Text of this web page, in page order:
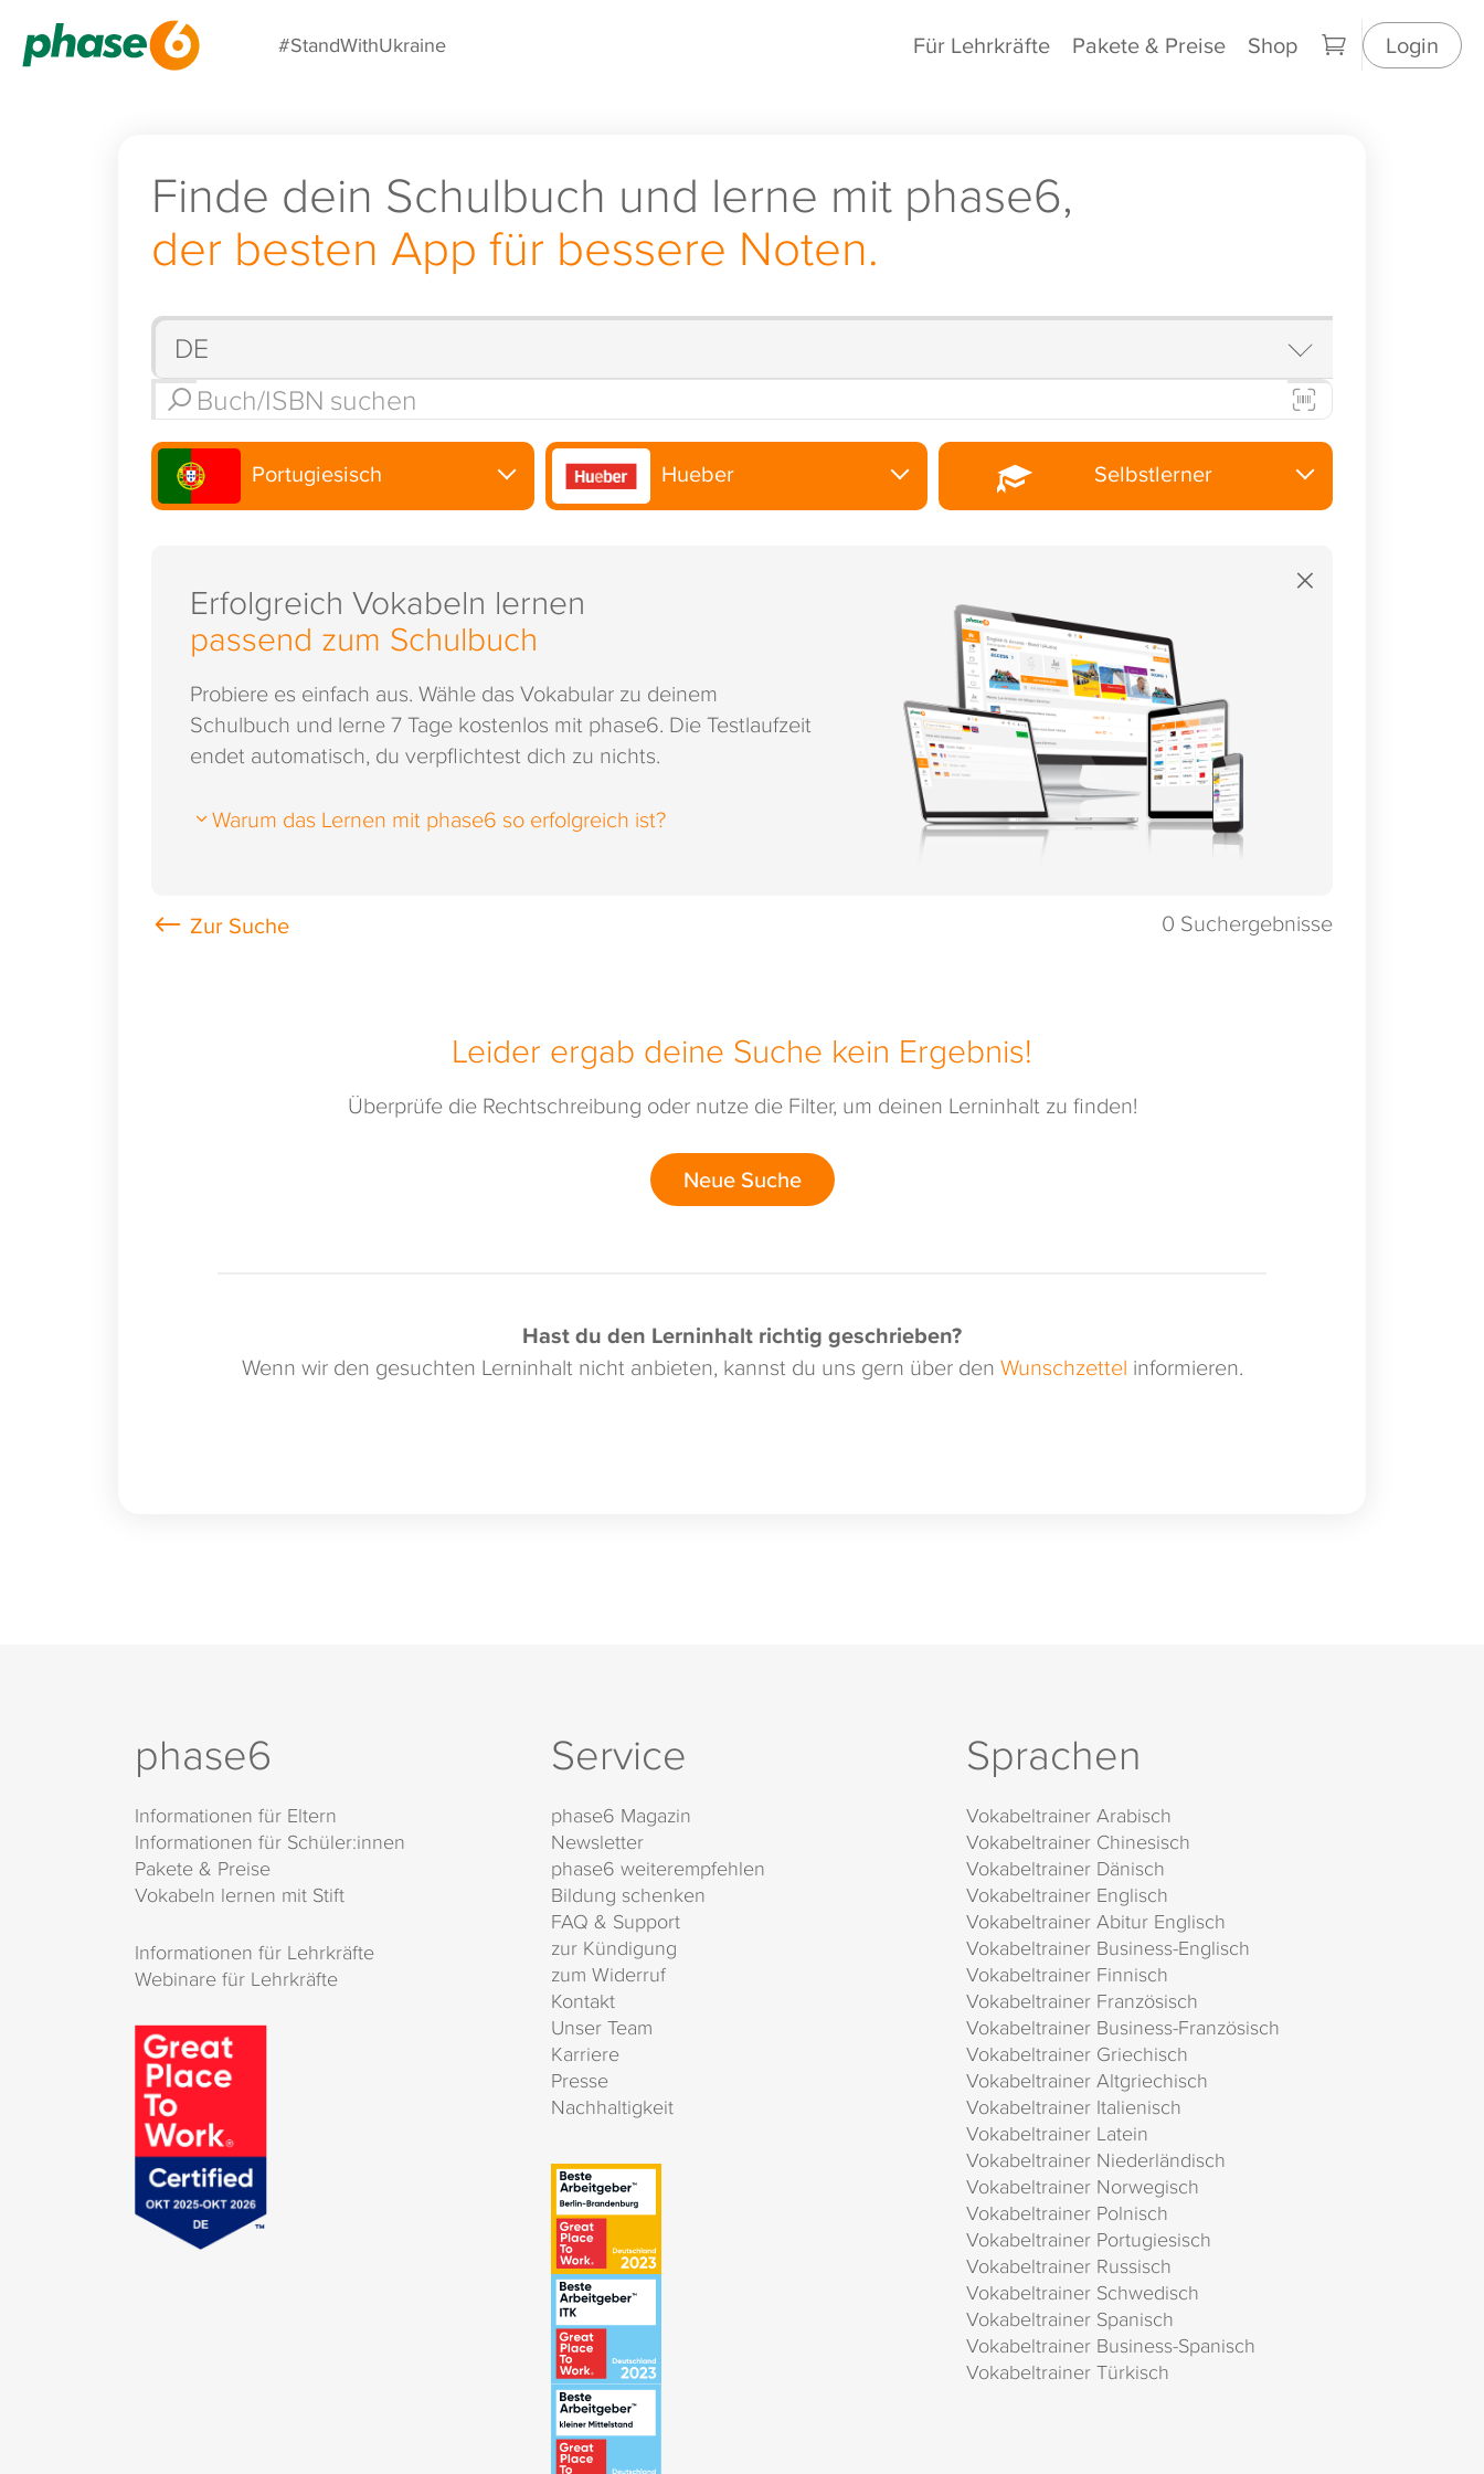
#StandWithUkraine Für Lehrkräfte Pakete & Preise Shop Login
Finde dein Schulbuch und lerne mit phase6,
der besten App für bessere Noten.
Portugiesisch Hueber Selbstlerner
×
Erfolgreich Vokabeln lernen
passend zum Schulbuch
Probiere es einfach aus. Wähle das Vokabular zu deinem
Schulbuch und lerne 7 Tage kostenlos mit phase6. Die Testlaufzeit
endet automatisch, du verpflichtest dich zu nichts.
Warum das Lernen mit phase6 so erfolgreich ist?
0 Suchergebnisse
Leider ergab deine Suche kein Ergebnis!
Überprüfe die Rechtschreibung oder nutze die Filter, um deinen Lerninhalt zu finden!
Neue Suche
Hast du den Lerninhalt richtig geschrieben?
Wenn wir den gesuchten Lerninhalt nicht anbieten, kannst du uns gern über den Wunschzettel informieren.
phase6
Informationen für Eltern
Informationen für Schüler:innen
Pakete & Preise
Vokabeln lernen mit Stift
Informationen für Lehrkräfte
Webinare für Lehrkräfte
Service
phase6 Magazin
Newsletter
phase6 weiterempfehlen
Bildung schenken
FAQ & Support
zur Kündigung
zum Widerruf
Kontakt
Unser Team
Karriere
Presse
Nachhaltigkeit
Sprachen
Vokabeltrainer Arabisch
Vokabeltrainer Chinesisch
Vokabeltrainer Dänisch
Vokabeltrainer Englisch
Vokabeltrainer Abitur Englisch
Vokabeltrainer Business-Englisch
Vokabeltrainer Finnisch
Vokabeltrainer Französisch
Vokabeltrainer Business-Französisch
Vokabeltrainer Griechisch
Vokabeltrainer Altgriechisch
Vokabeltrainer Italienisch
Vokabeltrainer Latein
Vokabeltrainer Niederländisch
Vokabeltrainer Norwegisch
Vokabeltrainer Polnisch
Vokabeltrainer Portugiesisch
Vokabeltrainer Russisch
Vokabeltrainer Schwedisch
Vokabeltrainer Spanisch
Vokabeltrainer Business-Spanisch
Vokabeltrainer Türkisch